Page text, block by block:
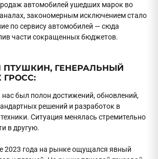
автомобилей ушедших марок во
закономерным исключением стало
по сервису автомобилей — сюда
части сокращенных бюджетов.
ПТУШКИН, ГЕНЕРАЛЬНЫЙ
ГРОСС:
был полон достижений, обновлений,
решений и разработок в
Ситуация менялась стремительно
в другую.
2023 года на рынке ощущался явный